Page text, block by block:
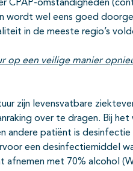
CPAP-omstandigheden
wordt wel eens goed
in de meeste regio’s
op een veilige manier
zijn levensvatbare
over te dragen. Bij het
andere patiënt is
een desinfectiemiddel
met 70% alcohol